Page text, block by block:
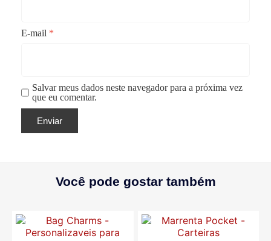
E-mail *
Salvar meus dados neste navegador para a próxima vez
que eu comentar.
Você pode gostar também